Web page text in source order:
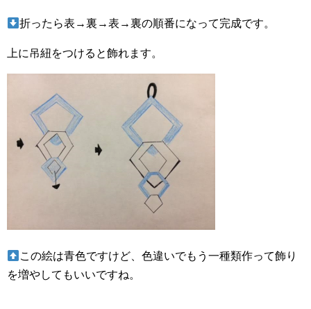
折ったら表→裏→表→裏の順番になって完成です。
上に吊紐をつけると飾れます。
この絵は青色ですけど、色違いでもう一種類作って飾り
を増やしてもいいですね。